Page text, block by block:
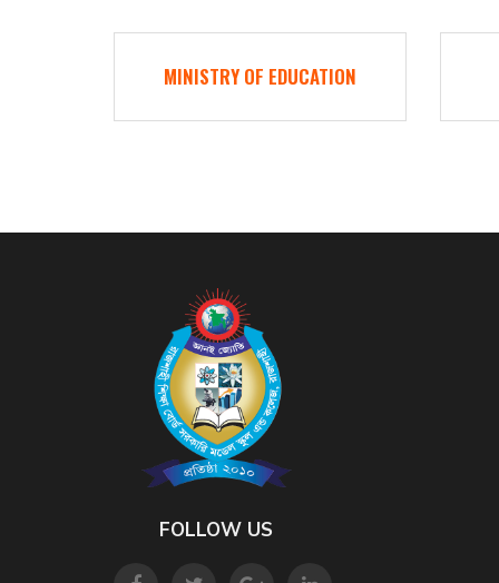
MINISTRY OF EDUCATION
FOLLOW US